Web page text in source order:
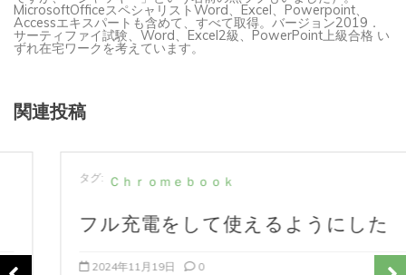
Accessエキスパートも含めて、すべて取得。バージョン2019．
サーティファイ試験、Word、Excel2級、PowerPoint上級合格 い
ずれ在宅ワークを考えています。
関連投稿
Ｃｈｒｏｍｅｂｏｏｋ
フル充電をして使えるようにした
2024年11月19日